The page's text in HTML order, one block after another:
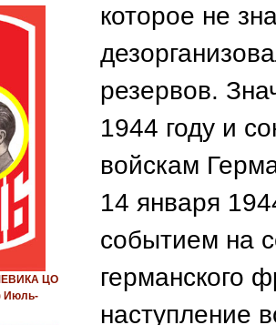
которое не
резервов.
1944 году и
войскам
14 января
событием на
германского
наступление
ЦО
Июль-